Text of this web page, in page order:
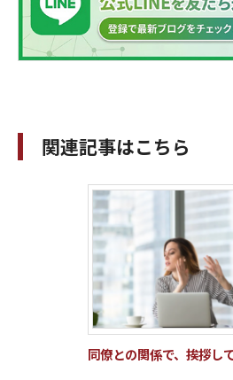
関連記事はこちら
同僚との関係で、挨拶し